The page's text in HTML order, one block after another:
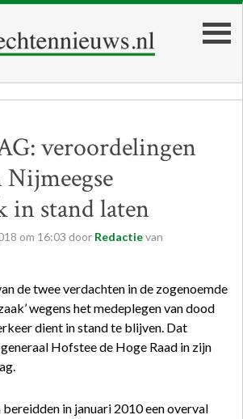
veroordelingen
in stand laten
om 16:03 door Redactievan
de twee verdachten in de zogenoemde
wegens het medeplegen van dood
dient in stand te blijven. Dat
Hofstee de Hoge Raad in zijn
in januari 2010 een overval